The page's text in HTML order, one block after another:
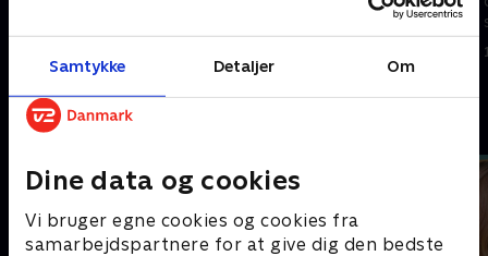
Samtykke Detaljer Om
Dine data og cookies
Vi bruger egne cookies og cookies fra
samarbejdspartnere for at give dig den bedste
hans gamle fjende Flambeau.
Andre så også